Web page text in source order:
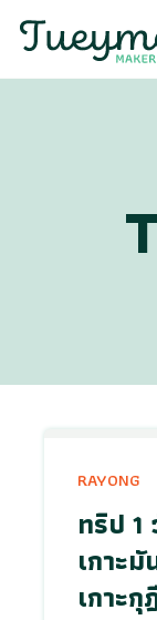
RAYONG
ทริป 1
เกาะ
เกาะกุ